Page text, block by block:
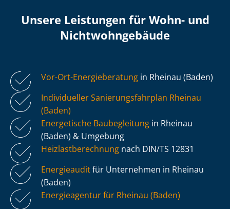
Unsere Leistungen für Wohn- und
Nicht­wohn­ge­bäu­de
Vor-Ort-Energieberatung in Rheinau (Baden)
Individueller Sa­nie­rungs­fahr­plan Rheinau
(Baden)
Energetische Baubegleitung in Rheinau
(Baden) & Umgebung
Heiz­last­be­rech­nung nach DIN/TS 12831
Energieauditfür Unternehmen in Rheinau
(Baden)
Energieagentur für Rheinau (Baden)